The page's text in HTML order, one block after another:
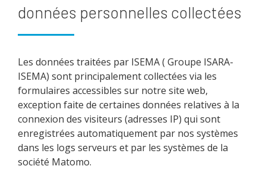
données personnelles collectées
Les données traitées par ISEMA ( Groupe ISARA-
ISEMA) sont principalement collectées via les
formulaires accessibles sur notre site web,
exception faite de certaines données relatives à la
connexion des visiteurs (adresses IP) qui sont
enregistrées automatiquement par nos systèmes
dans les logs serveurs et par les systèmes de la
société Matomo.